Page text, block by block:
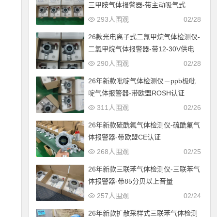
三甲胺气体报警器-带主动吸气式
02/28
293人围观
26款光电离子式二氯甲烷气体检测仪-
二氯甲烷气体报警器-带12-30V供电
02/28
290人围观
26年新款吡啶气体检测仪－ppb极吡
啶气体报警器-带欧盟ROSH认证
02/26
311人围观
26年新款硫酰氟气体检测仪-硫酰氟气
体报警器-带欧盟CE认证
02/25
268人围观
26年新款三联苯气体检测仪-三联苯气
体报警器-带85分贝以上音量
02/24
257人围观
26年新款扩散采样式三联苯气体检测